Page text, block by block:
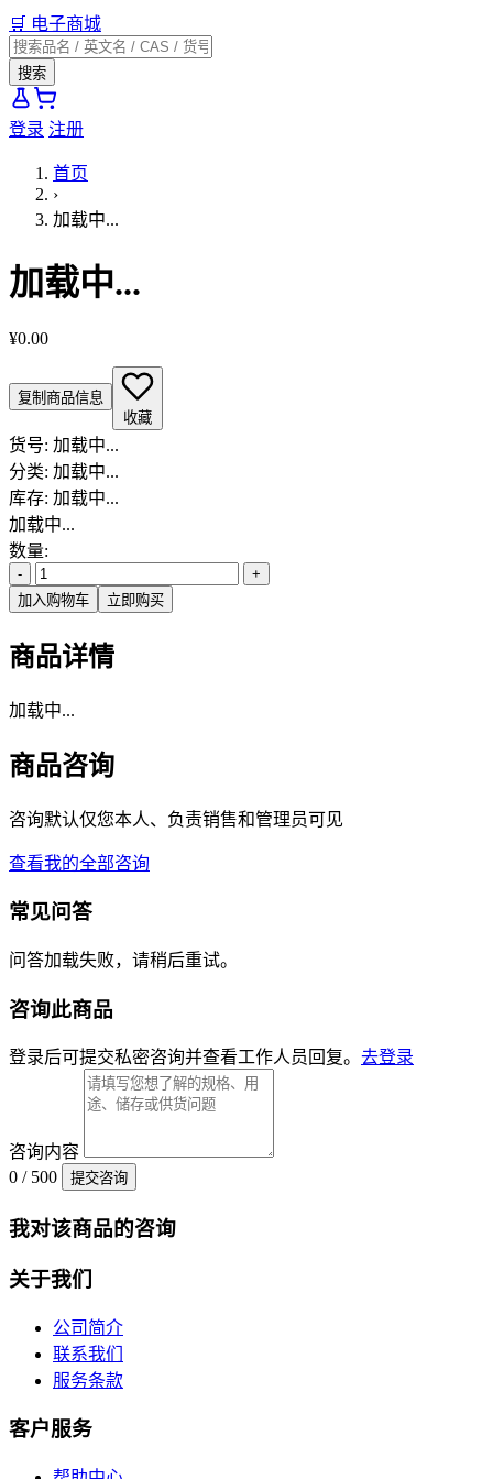
🛒 电子商城
搜索
登录 注册
首页
›
加载中...
加载中...
¥0.00
复制商品信息
收藏
货号: 加载中...
分类: 加载中...
库存: 加载中...
加载中...
数量:
-
+
加入购物车
立即购买
商品详情
加载中...
商品咨询
咨询默认仅您本人、负责销售和管理员可见
查看我的全部咨询
常见问答
问答加载失败，请稍后重试。
咨询此商品
登录后可提交私密咨询并查看工作人员回复。 去登录
咨询内容
0 / 500
提交咨询
我对该商品的咨询
关于我们
公司简介
联系我们
服务条款
客户服务